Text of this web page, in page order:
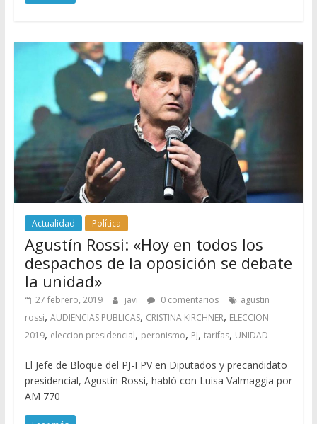
Actualidad Política
Agustín Rossi: «Hoy en todos los
despachos de la oposición se debate
la unidad»
27 febrero, 2019 javi 0 comentarios
agustin
rossi, AUDIENCIAS PUBLICAS, CRISTINA KIRCHNER, ELECCION
2019, eleccion presidencial, peronismo, PJ, tarifas, UNIDAD
El Jefe de Bloque del PJ-FPV en Diputados y precandidato
presidencial, Agustín Rossi, habló con Luisa Valmaggia por
AM 770